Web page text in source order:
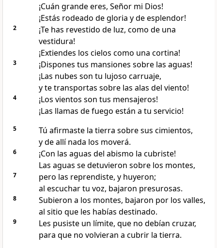
¡Cuán grande eres, Señor mi Dios!
¡Estás rodeado de gloria y de esplendor!
2
¡Te has revestido de luz, como de una
vestidura!
¡Extiendes los cielos como una cortina!
3
¡Dispones tus mansiones sobre las aguas!
¡Las nubes son tu lujoso carruaje,
y te transportas sobre las alas del viento!
4
¡Los vientos son tus mensajeros!
¡Las llamas de fuego están a tu servicio!
5
Tú afirmaste la tierra sobre sus cimientos,
y de allí nada los moverá.
6
¡Con las aguas del abismo la cubriste!
Las aguas se detuvieron sobre los montes,
7
pero las reprendiste, y huyeron;
al escuchar tu voz, bajaron presurosas.
8
Subieron a los montes, bajaron por los valles,
al sitio que les habías destinado.
9
Les pusiste un límite, que no debían cruzar,
para que no volvieran a cubrir la tierra.